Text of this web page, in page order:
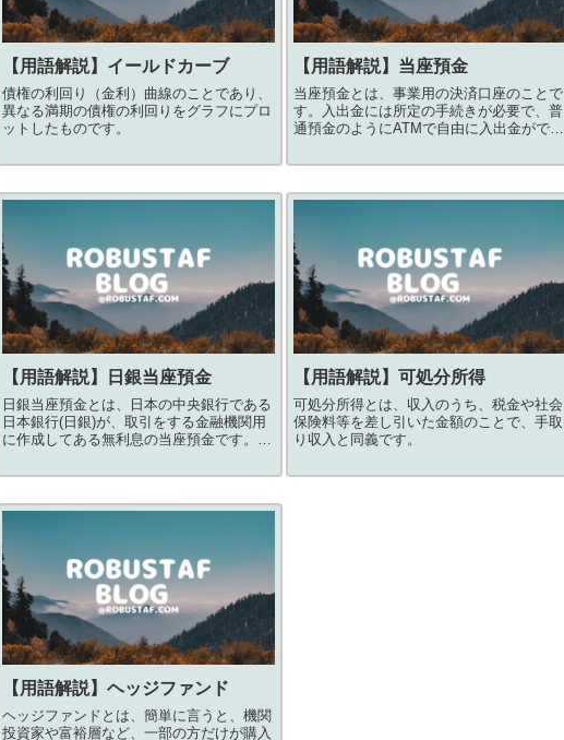
【用語解説】 イールドカーブ
債権の利回り（金利）曲線のことであり、
異なる満期の債権の利回りをグラフにプロ
ットしたものです。
【用語解説】 当座預金
当座預金とは、事業用の決済口座のことで
す。入出金には所定の手続きが必要で、普
通預金のようにATMで自由に入出金ができ
後、支払いは小切手や手形を振り出す形で
【用語解説】 日銀当座預金
日銀当座預金とは、日本の中央銀行である
日本銀行(日銀)が、取引をする金融機関用
に作成してある無利息の当座預金です。日
機関が日本銀行に保管するための預金であ
異なります。
【用語解説】 可処分所得
可処分所得とは、収入のうち、税金や社会
保険料等を差し引いた金額のことで、手取
り収入と同義です。
【用語解説】 ヘッジファンド
ヘッジファンドとは、簡単に言うと、機関
投資家や富裕層など、一部の方だけが購入